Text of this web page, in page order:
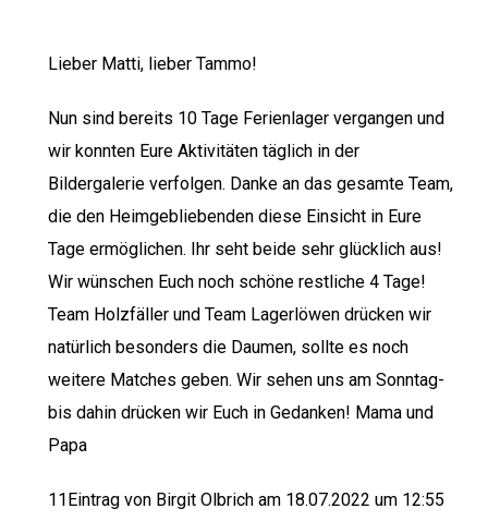
Lieber Matti, lieber Tammo!
Nun sind bereits 10 Tage Ferienlager vergangen und
wir konnten Eure Aktivitäten täglich in der
Bildergalerie verfolgen. Danke an das gesamte Team,
die den Heimgebliebenden diese Einsicht in Eure
Tage ermöglichen. Ihr seht beide sehr glücklich aus!
Wir wünschen Euch noch schöne restliche 4 Tage!
Team Holzfäller und Team Lagerlöwen drücken wir
natürlich besonders die Daumen, sollte es noch
weitere Matches geben. Wir sehen uns am Sonntag-
bis dahin drücken wir Euch in Gedanken! Mama und
Papa
11Eintrag von Birgit Olbrich am 18.07.2022 um 12:55